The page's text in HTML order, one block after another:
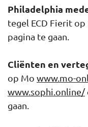
Philadelphia
tegel ECD Fierit
pagina te gaan.
Cliënten en
op Mo www.mo-
www.sophi.online/
gaan.